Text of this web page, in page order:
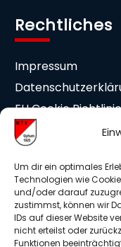
Um dir ein optimales
Technologien wie
und/oder darauf
zustimmst, können wir
IDs auf dieser Website
nicht erteilst oder
Funktionen
Rechtliches
Impressum
EU Cookie Richtlinie
Cookie-
Beitrittserklärung
Medieneinwilligung
Mitglieder Info